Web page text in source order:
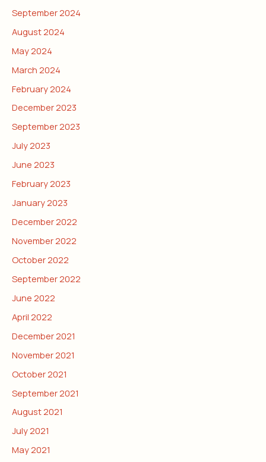
September 2024
August 2024
May 2024
March 2024
February 2024
December 2023
September 2023
July 2023
June 2023
February 2023
January 2023
December 2022
November 2022
October 2022
September 2022
June 2022
April 2022
December 2021
November 2021
October 2021
September 2021
August 2021
July 2021
May 2021